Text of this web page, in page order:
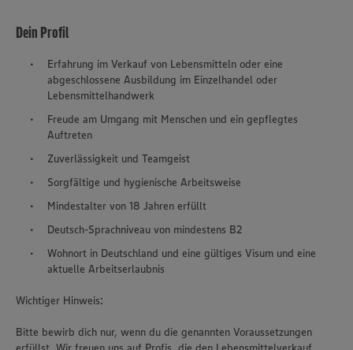
Dein Profil
Erfahrung im Verkauf von Lebensmitteln oder eine
abgeschlossene Ausbildung im Einzelhandel oder
Lebensmittelhandwerk
Freude am Umgang mit Menschen und ein gepflegtes
Auftreten
Zuverlässigkeit und Teamgeist
Sorgfältige und hygienische Arbeitsweise
Mindestalter von 18 Jahren erfüllt
Deutsch-Sprachniveau von mindestens B2
Wohnort in Deutschland und eine gültiges Visum und eine
aktuelle Arbeitserlaubnis
Wichtiger Hinweis:
Bitte bewirb dich nur, wenn du die genannten Voraussetzungen